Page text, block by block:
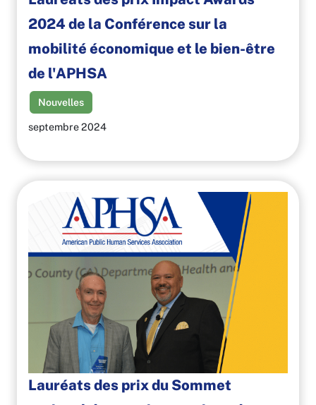
2024 de la Conférence sur la
mobilité économique et le bien-être
de l'APHSA
Nouvelles
septembre 2024
Lauréats des prix du Sommet